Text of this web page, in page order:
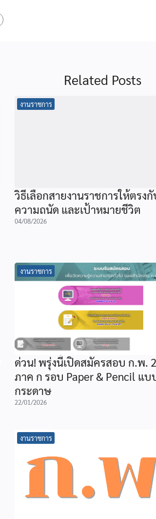
Related Posts
งานราชการ
วิธีเลือกสายงานราชการให้ตรง
ความถนัด และเป้าหมายชีวิต
04/08/2026
งานราชการ
ด่วน! พรุ่งนี้เปิดสมัครสอบ ก.พ.
ภาค ก รอบ Paper & Pencil แบ
กระดาษ
22/01/2026
งานราชการ